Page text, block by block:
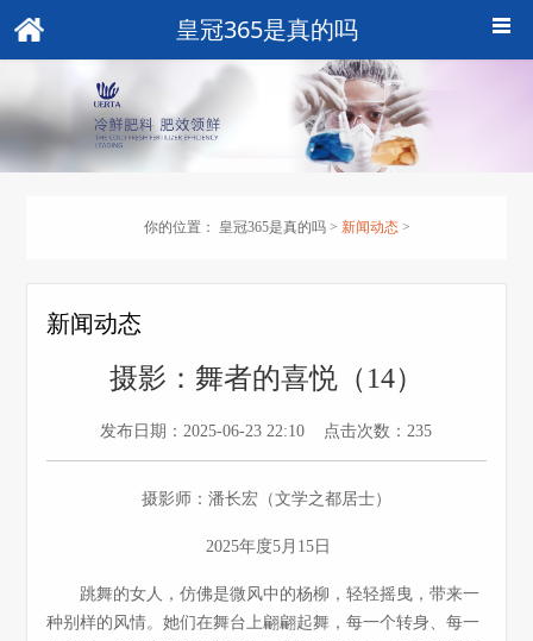
皇冠365是真的吗
你的位置： 皇冠365是真的吗 > 新闻动态 >
新闻动态
摄影：舞者的喜悦（14）
发布日期：2025-06-23 22:10 点击次数：235
摄影师：潘长宏（文学之都居士）
2025年度5月15日
跳舞的女人，仿佛是微风中的杨柳，轻轻摇曳，带来一
种别样的风情。她们在舞台上翩翩起舞，每一个转身、每一